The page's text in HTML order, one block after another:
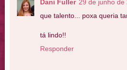
Dani Fuller 29 de junho de
que talento... poxa queria
tá lindo!!
Responder